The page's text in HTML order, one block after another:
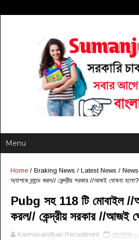
Home / Braking News / Latest News / News
অ্যাপকে ব্র্যান্ড করল// কেন্দ্রীয় সরকার //আজই ঘোষনা
Pubg সহ 118 টি মোবাইল //
করল// কেন্দ্রীয় সরকার //আজই
Karmasandhan Recruitment সেপ্টেম্বর